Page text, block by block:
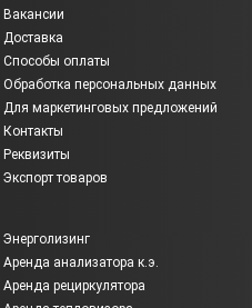
Вакансии
Доставка
Способы оплаты
Обработка персональных данных
Для маркетинговых предложений
Контакты
Реквизиты
Экспорт товаров
Энерголизинг
Аренда анализатора к.э.
Аренда рециркулятора